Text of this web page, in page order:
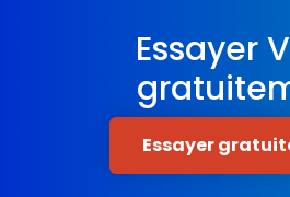
Essayer
Essayer